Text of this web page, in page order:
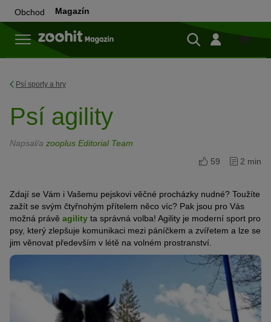
Obchod Magazín
Do
Psí sporty a hry
Psí agility
Napsal/a zooplus Editorial Team
59
2 min
Zdají se Vám i Vašemu pejskovi věčné procházky nudné? Toužíte
zažít se svým čtyřnohým přítelem něco víc? Pak jsou pro Vás
možná právě agility ta správná volba! Agility je moderní sport pro
psy, který zlepšuje komunikaci mezi páníčkem a zvířetem a lze se
jim věnovat především v létě na volném prostranství.